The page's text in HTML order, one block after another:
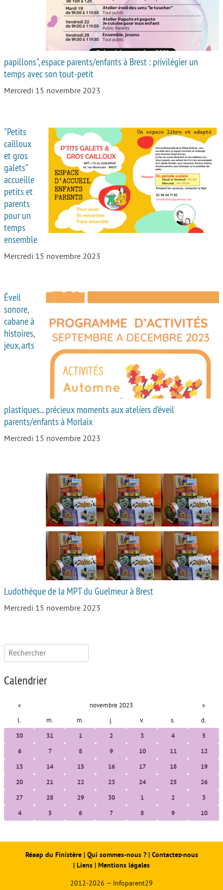
papillons", espace parents/enfants à Brest : privilégier un
temps avec son tout-petit
Mercredi 15 novembre 2023
"Petits
cailloux
et gros
galets"
accueille
petits et
parents
pour un
temps
ensemble
Mercredi 15 novembre 2023
Éveil
sonore,
cabane à
histoires,
jeux, arts
plastiques... précieux moments aux ateliers d’éveil
parents/enfants à Morlaix
Mercredi 15 novembre 2023
Ludothèque de la MPT du Guelmeur à Brest
Mercredi 15 novembre 2023
Rechercher :
Calendrier
« novembre 2023 »
l. m. m. j. v. s. d.
30 31 1 2 3 4 5
6 7 8 9 10 11 12
13 14 15 16 17 18 19
20 21 22 23 24 25 26
27 28 29 30 1 2 3
4 5 6 7 8 9 10
Réaap du Finistère| Qui sommes-nous ? | Contactez-nous
| Liens | Mentions légales
2012-2026 — Infoparent29